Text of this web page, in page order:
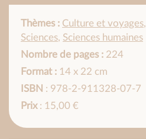
Thèmes : Culture et voyages,
Sciences, Sciences humaines
Nombre de pages : 224
Format : 14 x 22 cm
ISBN : 978-2-911328-07-7
Prix: 15,00 €